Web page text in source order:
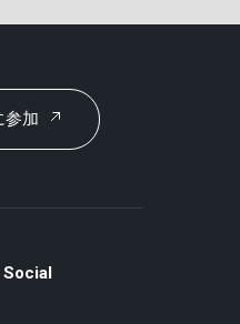
参加
Social